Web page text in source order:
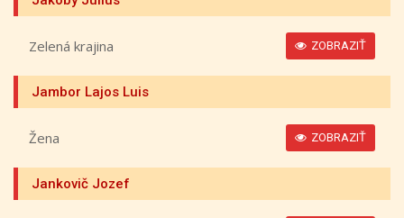
Zelená krajina ZOBRAZIŤ
Jambor Lajos Luis
Žena ZOBRAZIŤ
Jankovič Jozef